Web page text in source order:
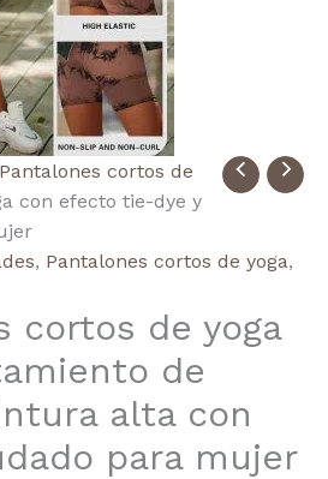
Pantalones cortos de
con efecto tie-dye y
, Pantalones cortos de yoga,
cortos de yoga
de
alta con
para mujer